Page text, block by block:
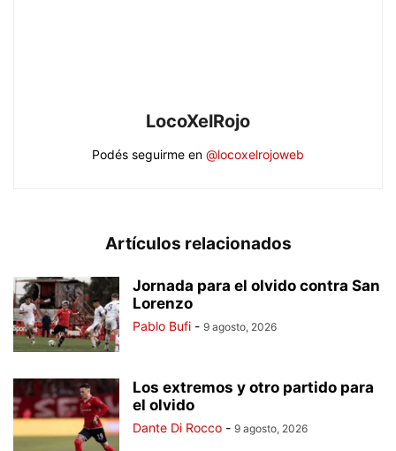
LocoXelRojo
Podés seguirme en @locoxelrojoweb
Artículos relacionados
Jornada para el olvido contra San
Lorenzo
Pablo Bufi - 9 agosto, 2026
Los extremos y otro partido para
el olvido
Dante Di Rocco - 9 agosto, 2026